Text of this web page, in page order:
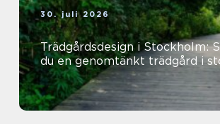
30. juli 2026
Trädgårdsdesign i Stockholm:
du en genomtänkt trädgård i